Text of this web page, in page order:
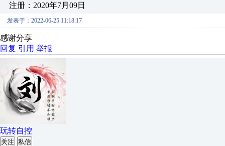
注册：2020年7月09日
发表于：2022-06-25 11:18:17
感谢分享
回复 引用 举报
玩转自控
关注 私信